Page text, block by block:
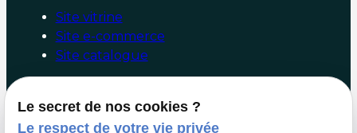
Site vitrine
Site e-commerce
Site catalogue
Le secret de nos cookies ?
Le respect de votre vie privée